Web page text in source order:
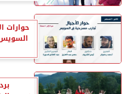
حوارات
السويس